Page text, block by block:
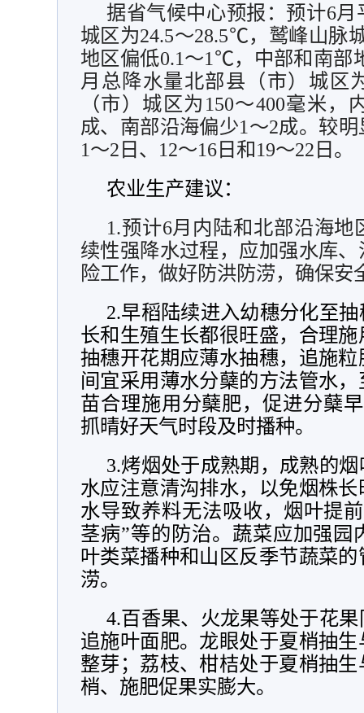
据省气候中心预报： 预计6月
城区为24.5～28.5℃，鹫峰山脉
地区偏低0.1～1℃，中部和南部
月总降水量北部县（市）城区
（市）城区为150～400毫米
成、南部沿海偏少1～2成。较
1～2日、12～16日和19～22日。
农业生产建议：
1.预计6月内陆和北部沿海
续性强降水过程，应加强水库
险工作，做好防洪防涝，确保安
2.早稻陆续进入幼穗分化至
长和生殖生长都很旺盛，合理
抽穗开花期应薄水抽穗，追施
间宜采用薄水分蘖的方法管水
苗合理施用分蘖肥，促进分蘖
抓晴好天气时段及时播种。
3.烤烟处于成熟期，成熟的
水应注意清沟排水，以免烟株
水导致养料无法吸收，烟叶提
茎病”等的防治。蔬菜应加强园
叶类菜播种和山区反季节蔬菜
涝。
4.百香果、火龙果等处于花
追施叶面肥。龙眼处于夏梢抽
整芽；荔枝、柑桔处于夏梢抽
梢、施肥促果实膨大。